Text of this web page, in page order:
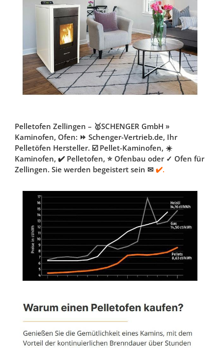
Pelletofen Zellingen – 🥇SCHENGER GmbH »
Kaminofen, Ofen: ⏩ Schenger-Vertrieb.de, Ihr
Pelletöfen Hersteller. ☑️ Pellet-Kaminofen, ☀️
Kaminofen, ✔️ Pelletofen, ⭐ Ofenbau oder ✓ Ofen für
Zellingen. Sie werden begeistert sein ✉ ✔️.